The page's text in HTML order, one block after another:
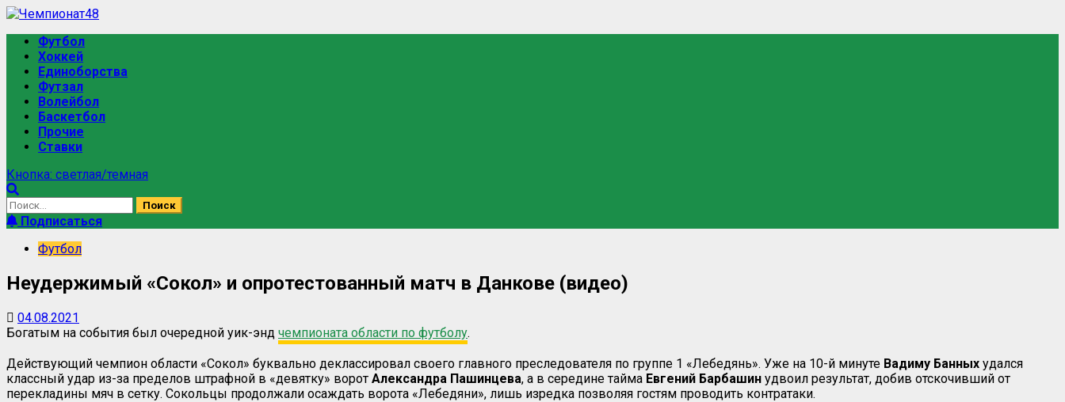
Перейти
содержимому
Основное
меню
Футбол
Хоккей
Единоборства
Футзал
Волейбол
Баскетбол
Прочие
Ставки
Кнопка: светлая/темная
Найти:
Подписаться
Футбол
Неудержимый «Сокол» и опротестованный матч в Данкове (видео)
04.08.2021
Богатым на события был очередной уик-энд чемпионата области по футболу.
Действующий чемпион области «Сокол» буквально деклассировал своего главного преследователя по группе 1 «Лебедянь». Уже на 10-й минуте Вадиму Банных удался
классный удар из-за пределов штрафной в «девятку» ворот Александра Пашинцева, а в середине тайма Евгений Барбашин удвоил результат, добив отскочивший от
перекладины мяч в сетку. Сокольцы продолжали осаждать ворота «Лебедяни», лишь изредка позволяя гостям проводить контратаки.